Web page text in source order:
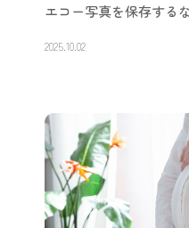
エコー写真を保存する
2025.10.02